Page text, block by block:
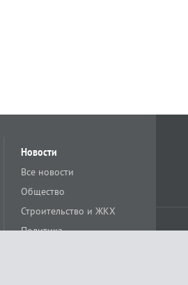
Новости
Все новости
Общество
Строительство и ЖКХ
Политика